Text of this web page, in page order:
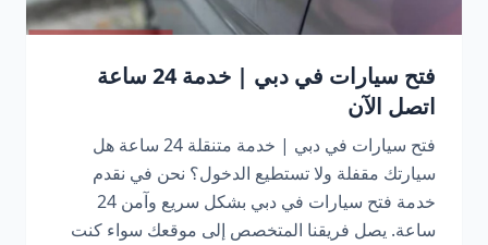
فتح سيارات في دبي | خدمة 24 ساعة
اتصل الآن
فتح سيارات في دبي | خدمة متنقلة 24 ساعة هل
سيارتك مقفلة ولا تستطيع الدخول؟ نحن في نقدم
خدمة فتح سيارات في دبي بشكل سريع وآمن 24
ساعة. يصل فريقنا المتخصص إلى موقعك سواء كنت